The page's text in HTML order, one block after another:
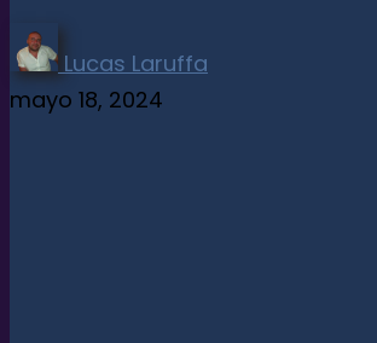
Lucas Laruffa
mayo 18, 2024